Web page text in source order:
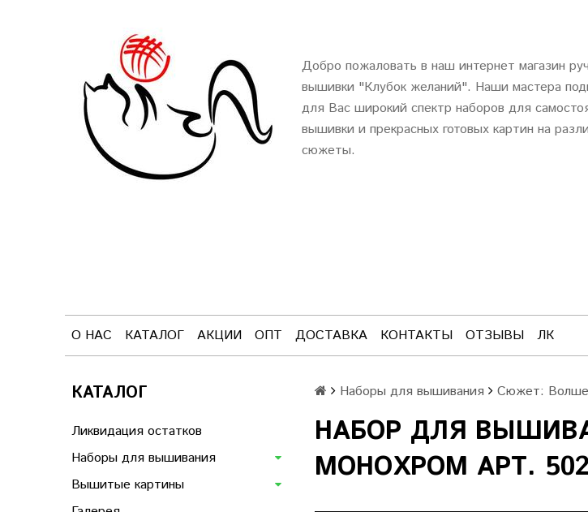
Добро пожаловать в наш интернет магазин
вышивки "Клубок желаний". Наши мастера
для Вас широкий спектр наборов для
вышивки и прекрасных готовых картин на
сюжеты.
О НАС КАТАЛОГ АКЦИИ ОПТ ДОСТАВКА КОНТАКТЫ ОТЗЫВЫ ЛК
КАТАЛОГ
Ликвидация остатков
Наборы для вышивания
Вышитые картины
Наборы для вышивания Сюжет:
НАБОР ДЛЯ
МОНОХРОМ АРТ.